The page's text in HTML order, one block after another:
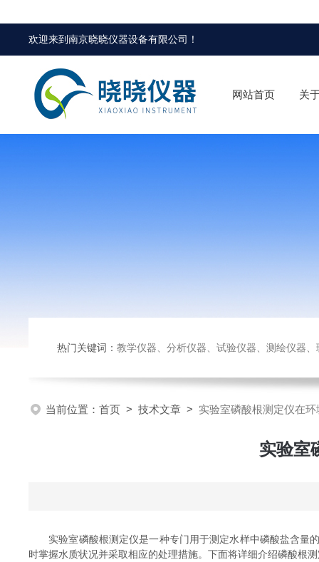
欢迎来到南京晓晓仪器设备有限公司 ！
网站首页 关
热门关键词： 教学仪器、分析仪器、试验仪器、测绘仪器、玻璃仪
当前位置： 首页 > 技术文章 > 实验室磷酸根测定仪在
实验室
实验室磷酸根测定仪是一种专门用于测定水样中磷酸盐含量的
时掌握水质状况并采取相应的处理措施。下面将详细介绍磷酸根